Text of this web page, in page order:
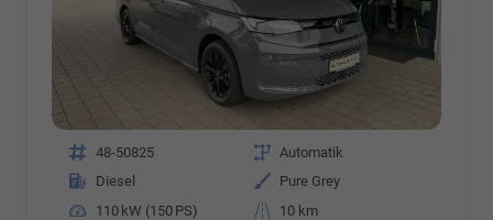
Fahrzeugnr. 48-50825 Getriebe Automatik
Kraftstoff
Diesel Außenfarbe
Pure Grey
Leistung
110 kW (150 PS) Kilometerstand
10 km